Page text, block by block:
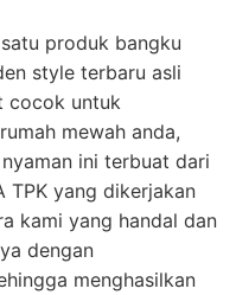
produk bangku
style terbaru asli
cocok untuk
mewah anda,
ini terbuat dari
TPK yang dikerjakan
kami yang handal dan
dengan
menghasilkan